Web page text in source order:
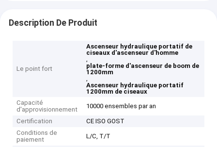
Description De Produit
Le point fort
Ascenseur hydraulique portatif de
ciseaux d'ascenseur d'homme
,
plate-forme d'ascenseur de boom de
1200mm
,
Ascenseur hydraulique portatif
1200mm de ciseaux
Capacité
d'approvisionnement
10000 ensembles par an
Certification
CE ISO GOST
Conditions de
paiement
L/C, T/T